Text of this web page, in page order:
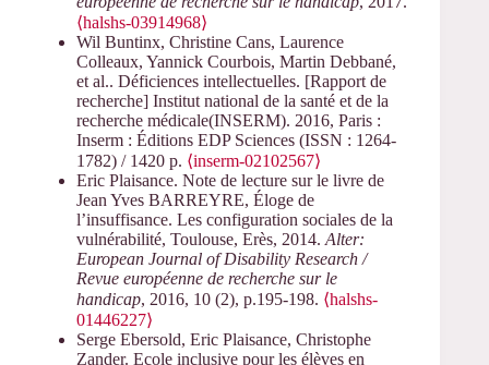
⟨halshs-03914968⟩
Wil Buntinx, Christine Cans, Laurence
Colleaux, Yannick Courbois, Martin Debbané,
et al.. Déficiences intellectuelles. [Rapport de
recherche] Institut national de la santé et de la
recherche médicale(INSERM). 2016, Paris :
Inserm : Éditions EDP Sciences (ISSN : 1264-
1782) / 1420 p. ⟨inserm-02102567⟩
Eric Plaisance. Note de lecture sur le livre de
Jean Yves BARREYRE, Éloge de
l’insuffisance. Les configuration sociales de la
vulnérabilité, Toulouse, Erès, 2014. Alter:
European Journal of Disability Research /
Revue européenne de recherche sur le
handicap, 2016, 10 (2), p.195-198. ⟨halshs-
01446227⟩
Serge Ebersold, Eric Plaisance, Christophe
Zander. Ecole inclusive pour les élèves en